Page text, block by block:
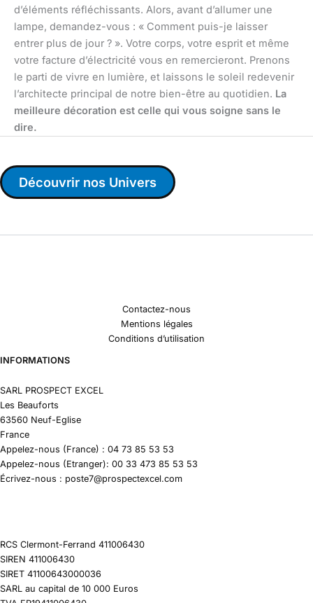
d’éléments réfléchissants. Alors, avant d’allumer une
lampe, demandez-vous : « Comment puis-je laisser
entrer plus de jour ? ». Votre corps, votre esprit et même
votre facture d’électricité vous en remercieront. Prenons
le parti de vivre en lumière, et laissons le soleil redevenir
l’architecte principal de notre bien-être au quotidien. La
meilleure décoration est celle qui vous soigne sans le
dire.
Découvrir nos Univers
Contactez-nous
Mentions légales
Conditions d’utilisation
INFORMATIONS
SARL PROSPECT EXCEL
Les Beauforts
63560 Neuf-Eglise
France
Appelez-nous (France) : 04 73 85 53 53
Appelez-nous (Etranger): 00 33 473 85 53 53
Écrivez-nous : poste7@prospectexcel.com
RCS Clermont-Ferrand 411006430
SIREN 411006430
SIRET 41100643000036
SARL au capital de 10 000 Euros